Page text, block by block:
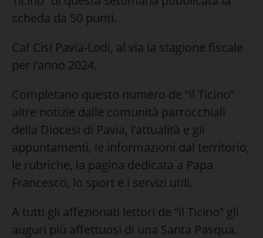
scheda da 50 punti.
Caf Cisl Pavia-Lodi, al via la stagione fiscale
per l’anno 2024.
Completano questo numero de “il Ticino”
altre notizie dalle comunità parrocchiali
della Diocesi di Pavia, l’attualità e gli
appuntamenti, le informazioni dal territorio,
le rubriche, la pagina dedicata a Papa
Francesco, lo sport e i servizi utili.
A tutti gli affezionati lettori de “il Ticino” gli
auguri più affettuosi di una Santa Pasqua.